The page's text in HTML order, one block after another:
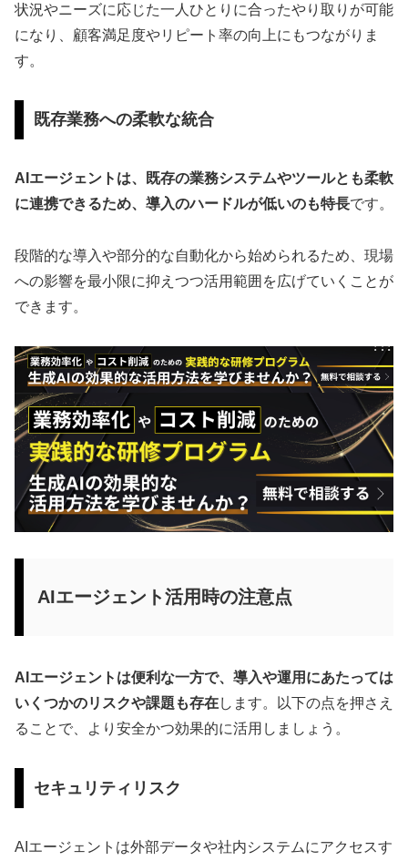
状況やニーズに応じた一人ひとりに合ったやり取りが可能
になり、顧客満足度やリピート率の向上にもつながりま
す。
既存業務への柔軟な統合
AIエージェントは、既存の業務システムやツールとも柔軟
に連携できるため、導入のハードルが低いのも特長です。
段階的な導入や部分的な自動化から始められるため、現場
への影響を最小限に抑えつつ活用範囲を広げていくことが
できます。
AIエージェント活用時の注意点
AIエージェントは便利な一方で、導入や運用にあたっては
いくつかのリスクや課題も存在します。以下の点を押さえ
ることで、より安全かつ効果的に活用しましょう。
セキュリティリスク
AIエージェントは外部データや社内システムにアクセスす